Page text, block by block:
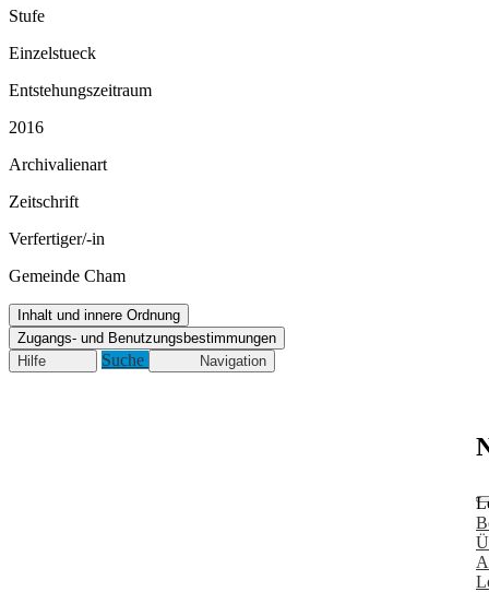
Stufe
Einzelstueck
Entstehungszeitraum
2016
Archivalienart
Zeitschrift
Verfertiger/-in
Gemeinde Cham
Inhalt und innere Ordnung
Zugangs- und Benutzungsbestimmungen
Hilfe
Suche Navigation